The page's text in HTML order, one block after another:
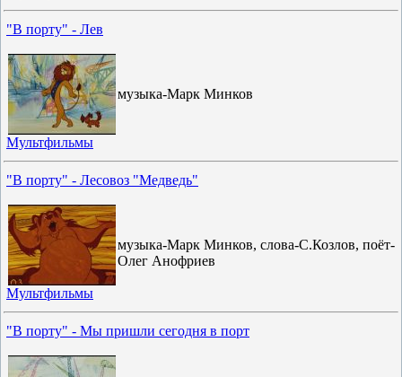
"В порту" - Лев
музыка-Марк Минков
Мультфильмы
"В порту" - Лесовоз "Медведь"
музыка-Марк Минков, слова-С.Козлов, поёт-
Олег Анофриев
Мультфильмы
"В порту" - Мы пришли сегодня в порт